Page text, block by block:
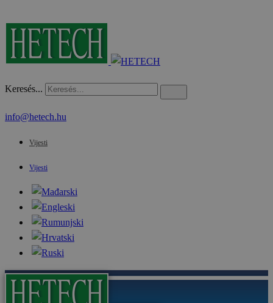
Keresés...
info@hetech.hu
Vijesti
Vijesti